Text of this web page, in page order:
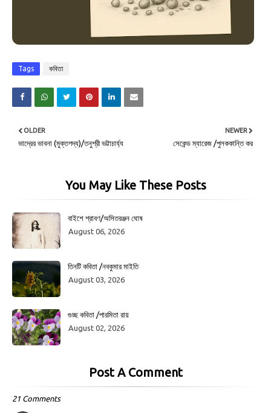
Tags কবিতা
NEWER
সেকেন্ড ম্যারেজ /পুলককান্তি কর
OLDER
ভাদ্রের ভাবনা (মুক্তগদ্য)/তনুশ্রী ভট্টাচার্য্য
You May Like These Posts
বাইশে শ্রাবণ/অসিতরঞ্জন ঘোষ
August 06, 2026
তিনটি কবিতা /নবকুমার মাইতি
August 03, 2026
গুচ্ছ কবিতা /পারমিতা রায়
August 02, 2026
Post A Comment
21 Comments